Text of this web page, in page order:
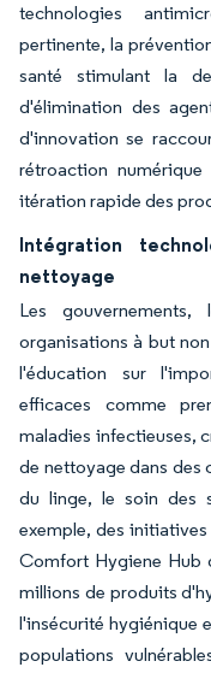
technologies
pertinente, la
santé stimulant la
d'élimination des
d'innovation se
rétroaction
itération rapide des
Intégration
nettoyage
Les
organisations à but
l'éducation sur
efficaces comme
maladies infectieuses,
de nettoyage dans des
du linge, le soin des
exemple, des
Comfort Hygiene Hub
millions de produits
l'insécurité hygiénique
populations